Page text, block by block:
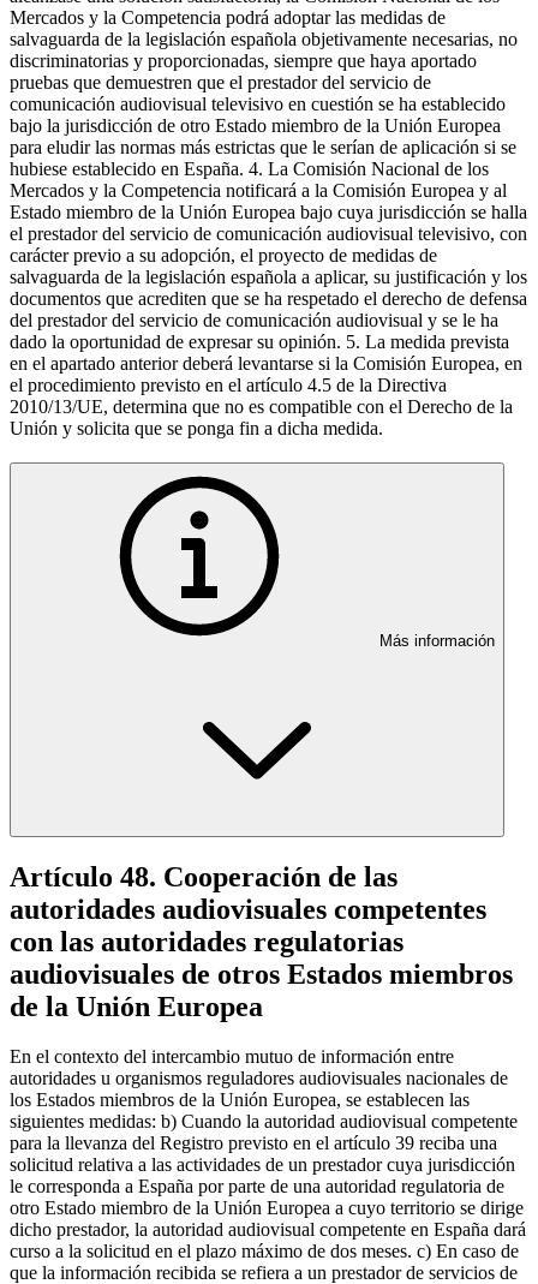
Mercados y la Competencia podrá adoptar las medidas de
salvaguarda de la legislación española objetivamente necesarias, no
discriminatorias y proporcionadas, siempre que haya aportado
pruebas que demuestren que el prestador del servicio de
comunicación audiovisual televisivo en cuestión se ha establecido
bajo la jurisdicción de otro Estado miembro de la Unión Europea
para eludir las normas más estrictas que le serían de aplicación si se
hubiese establecido en España. 4. La Comisión Nacional de los
Mercados y la Competencia notificará a la Comisión Europea y al
Estado miembro de la Unión Europea bajo cuya jurisdicción se halla
el prestador del servicio de comunicación audiovisual televisivo, con
carácter previo a su adopción, el proyecto de medidas de
salvaguarda de la legislación española a aplicar, su justificación y los
documentos que acrediten que se ha respetado el derecho de defensa
del prestador del servicio de comunicación audiovisual y se le ha
dado la oportunidad de expresar su opinión. 5. La medida prevista
en el apartado anterior deberá levantarse si la Comisión Europea, en
el procedimiento previsto en el artículo 4.5 de la Directiva
2010/13/UE, determina que no es compatible con el Derecho de la
Unión y solicita que se ponga fin a dicha medida.
Más información
Artículo 48. Cooperación de las
autoridades audiovisuales competentes
con las autoridades regulatorias
audiovisuales de otros Estados miembros
de la Unión Europea
En el contexto del intercambio mutuo de información entre
autoridades u organismos reguladores audiovisuales nacionales de
los Estados miembros de la Unión Europea, se establecen las
siguientes medidas: b) Cuando la autoridad audiovisual competente
para la llevanza del Registro previsto en el artículo 39 reciba una
solicitud relativa a las actividades de un prestador cuya jurisdicción
le corresponda a España por parte de una autoridad regulatoria de
otro Estado miembro de la Unión Europea a cuyo territorio se dirige
dicho prestador, la autoridad audiovisual competente en España dará
curso a la solicitud en el plazo máximo de dos meses. c) En caso de
que la información recibida se refiera a un prestador de servicios de